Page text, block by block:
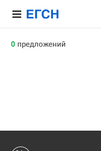
0 предложений